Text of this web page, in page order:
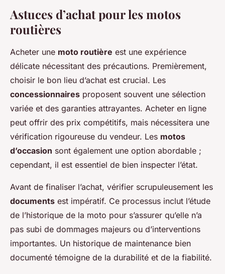
Astuces d’achat pour les motos
routières
Acheter une moto routière est une expérience
délicate nécessitant des précautions. Premièrement,
choisir le bon lieu d’achat est crucial. Les
concessionnaires proposent souvent une sélection
variée et des garanties attrayantes. Acheter en ligne
peut offrir des prix compétitifs, mais nécessitera une
vérification rigoureuse du vendeur. Les motos
d’occasion sont également une option abordable ;
cependant, il est essentiel de bien inspecter l’état.
Avant de finaliser l’achat, vérifier scrupuleusement les
documents est impératif. Ce processus inclut l’étude
de l’historique de la moto pour s’assurer qu’elle n’a
pas subi de dommages majeurs ou d’interventions
importantes. Un historique de maintenance bien
documenté témoigne de la durabilité et de la fiabilité.